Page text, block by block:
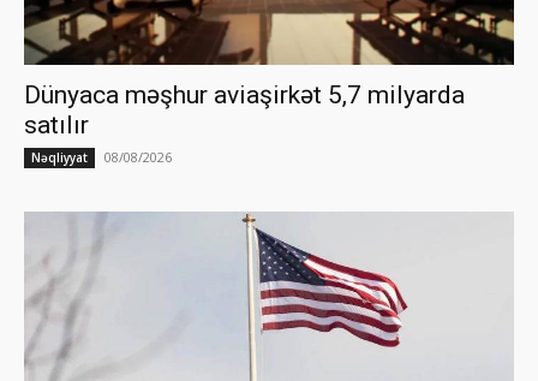
Dünyaca məşhur aviaşirkət 5,7 milyarda
satılır
Nəqliyyat 08/08/2026